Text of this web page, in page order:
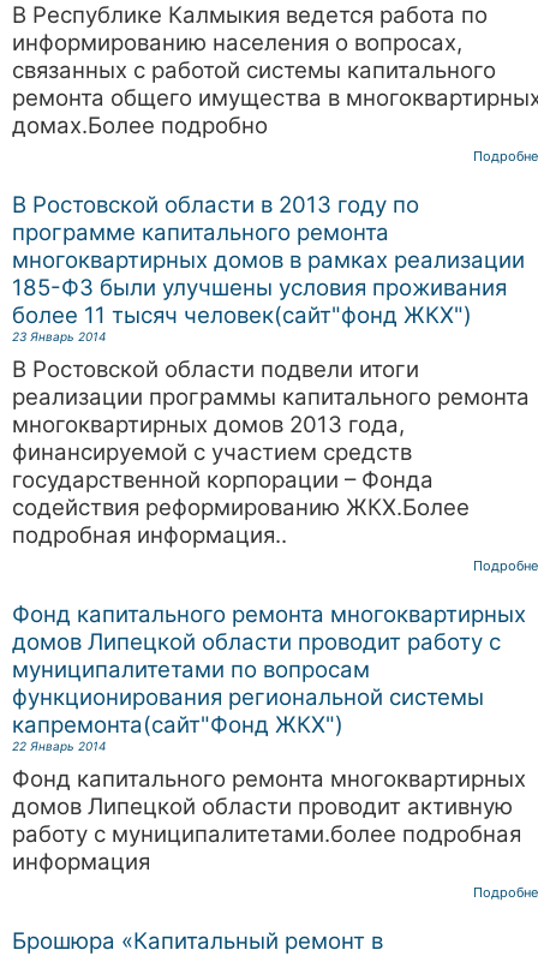
В Республике Калмыкия ведется работа по
информированию населения о вопросах,
связанных с работой системы капитального
ремонта общего имущества в
домах.Более подробно
В Ростовской области в 2013 году по
программе капитального ремонта
многоквартирных домов в рамках реализации
185-ФЗ были улучшены условия проживания
более 11 тысяч человек(сайт"фонд ЖКХ")
23 Январь 2014
В Ростовской области подвели итоги
реализации программы капитального ремонта
многоквартирных домов 2013 года,
финансируемой с участием средств
государственной корпорации – Фонда
содействия реформированию ЖКХ.Более
подробная информация..
Фонд капитального ремонта многоквартирных
домов Липецкой области проводит работу с
муниципалитетами по вопросам
функционирования региональной системы
капремонта(сайт"Фонд ЖКХ")
22 Январь 2014
Фонд капитального ремонта многоквартирных
домов Липецкой области проводит активную
работу с муниципалитетами.более подробная
информация
Брошюра «Капитальный ремонт в